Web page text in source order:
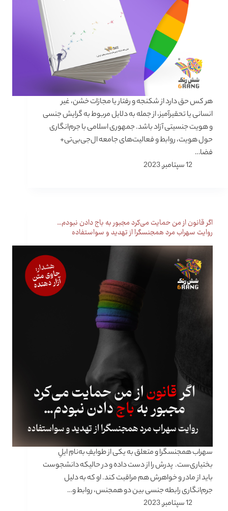
هر کس حق دارد از شکنجه و رفتار یا مجازات خشن، غیر
انسانی یا تحقیرآمیز، از جمله به دلایل مربوط به گرایش جنسی
و هویت جنسیتی آزاد باشد. جمهوری اسلامی با جرم‌انگاری
حول هویت، روابط و فعالیت‌های جامعه ال‌جی‌بی‌تی+
فضا…
12 سپتامبر, 2023
اگر قانون از من حمایت می‌کرد مجبور به باج دادن نبودم…
روایت سهراب مرد همجنسگرا از تهدید و سواستفاده
سهراب همجنسگرا و متعلق به یکی از طوایفِ به‌نامِ ایلِ
بختیاری‌ست. پدرش را از دست داده و در حالیکه دانشجوست
باید از مادر و خواهرش هم مراقبت کند. او که به دلیل
جرم‌انگاری رابطه جنسی بین دو همجنس، روابط و…
12 سپتامبر, 2023